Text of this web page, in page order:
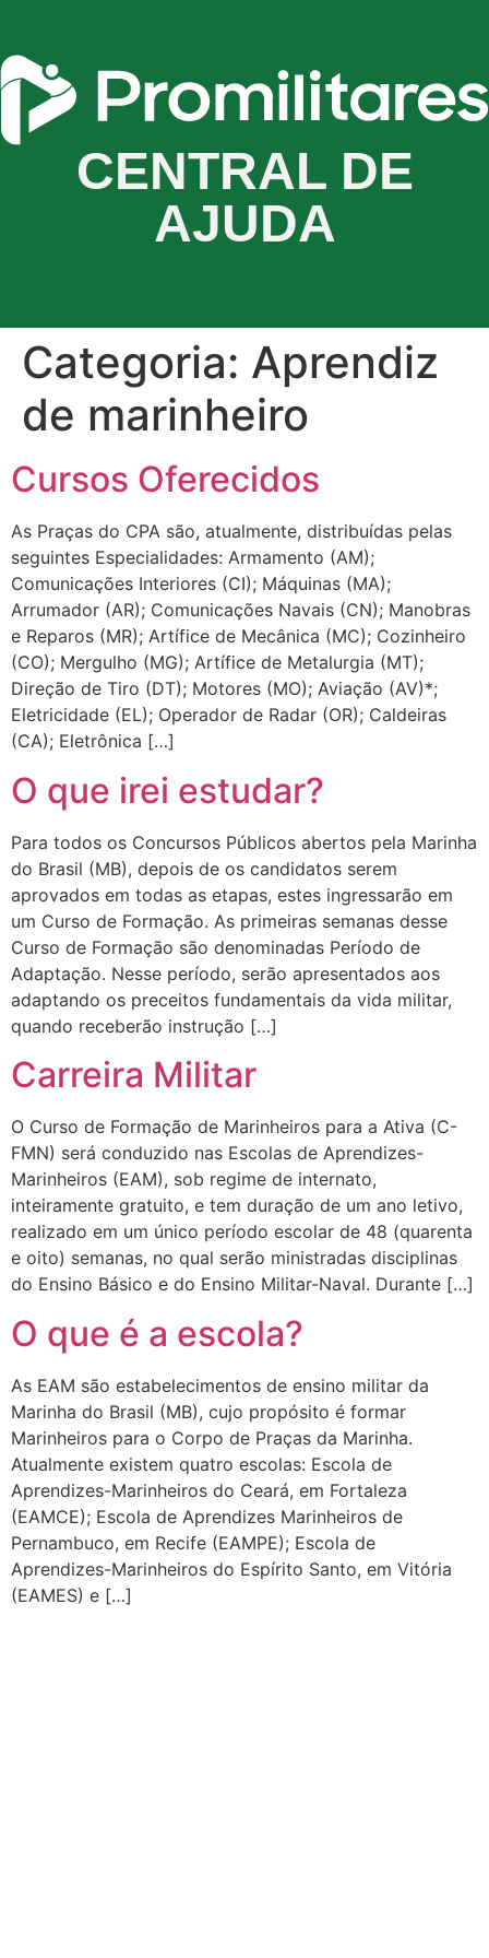
CENTRAL DE
AJUDA
Categoria: Aprendiz
de marinheiro
Cursos Oferecidos
As Praças do CPA são, atualmente, distribuídas pelas
seguintes Especialidades: Armamento (AM);
Comunicações Interiores (CI); Máquinas (MA);
Arrumador (AR); Comunicações Navais (CN); Manobras
e Reparos (MR); Artífice de Mecânica (MC); Cozinheiro
(CO); Mergulho (MG); Artífice de Metalurgia (MT);
Direção de Tiro (DT); Motores (MO); Aviação (AV)*;
Eletricidade (EL); Operador de Radar (OR); Caldeiras
(CA); Eletrônica […]
O que irei estudar?
Para todos os Concursos Públicos abertos pela Marinha
do Brasil (MB), depois de os candidatos serem
aprovados em todas as etapas, estes ingressarão em
um Curso de Formação. As primeiras semanas desse
Curso de Formação são denominadas Período de
Adaptação. Nesse período, serão apresentados aos
adaptando os preceitos fundamentais da vida militar,
quando receberão instrução […]
Carreira Militar
O Curso de Formação de Marinheiros para a Ativa (C-
FMN) será conduzido nas Escolas de Aprendizes-
Marinheiros (EAM), sob regime de internato,
inteiramente gratuito, e tem duração de um ano letivo,
realizado em um único período escolar de 48 (quarenta
e oito) semanas, no qual serão ministradas disciplinas
do Ensino Básico e do Ensino Militar-Naval. Durante […]
O que é a escola?
As EAM são estabelecimentos de ensino militar da
Marinha do Brasil (MB), cujo propósito é formar
Marinheiros para o Corpo de Praças da Marinha.
Atualmente existem quatro escolas: Escola de
Aprendizes-Marinheiros do Ceará, em Fortaleza
(EAMCE); Escola de Aprendizes Marinheiros de
Pernambuco, em Recife (EAMPE); Escola de
Aprendizes-Marinheiros do Espírito Santo, em Vitória
(EAMES) e […]